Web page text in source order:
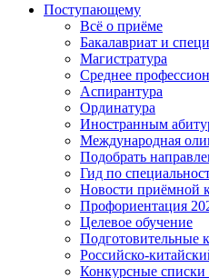
Поступающему
Всё о приёме
Бакалавриат и
Магистратура
Среднее
Аспирантура
Ординатура
Иностранным
Международная
Подобрать
Гид по
Новости приёмной
Профориентация
Целевое обучение
Подготовительные
Российско-
Конкурсные